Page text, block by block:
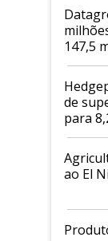
147,5
2026/
de
para
ao El